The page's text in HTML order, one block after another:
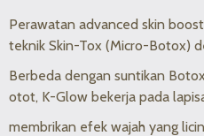
Perawatan advanced skin
teknik Skin-Tox (Micro-Botox)
Berbeda dengan suntikan
otot, K-Glow bekerja pada
membrikan efek wajah yang